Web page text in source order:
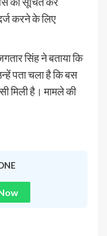
करने के लिए
सिंह ने बताया कि
पता चला है कि बस
मिली है। मामले की